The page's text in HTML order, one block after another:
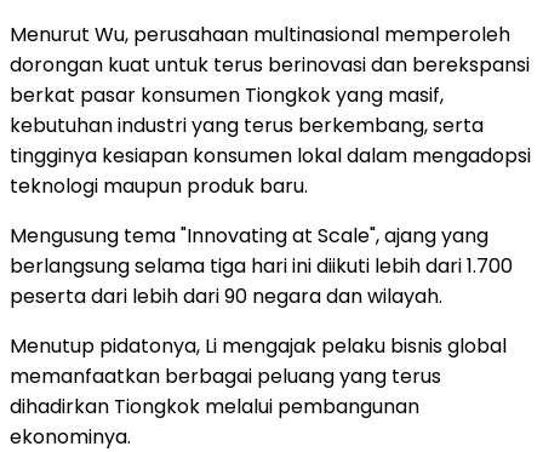
Menurut Wu, perusahaan multinasional memperoleh
dorongan kuat untuk terus berinovasi dan berekspansi
berkat pasar konsumen Tiongkok yang masif,
kebutuhan industri yang terus berkembang, serta
tingginya kesiapan konsumen lokal dalam mengadopsi
teknologi maupun produk baru.
Mengusung tema "Innovating at Scale", ajang yang
berlangsung selama tiga hari ini diikuti lebih dari 1.700
peserta dari lebih dari 90 negara dan wilayah.
Menutup pidatonya, Li mengajak pelaku bisnis global
memanfaatkan berbagai peluang yang terus
dihadirkan Tiongkok melalui pembangunan
ekonominya.